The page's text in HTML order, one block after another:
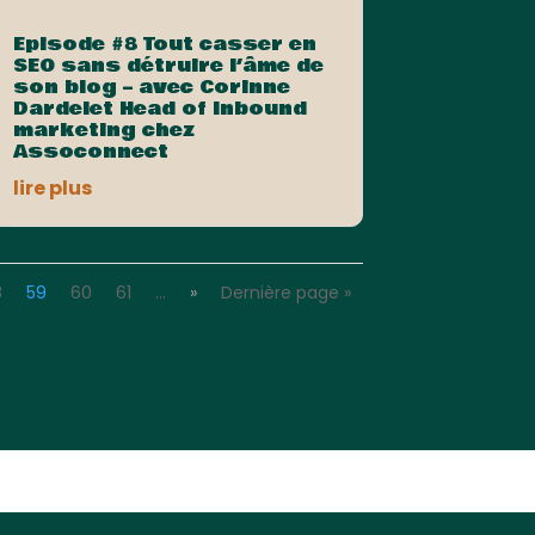
Episode #8 Tout casser en
SEO sans détruire l’âme de
son blog – avec Corinne
Dardelet Head of Inbound
marketing chez
Assoconnect
lire plus
59 60 61 … » Dernière page »